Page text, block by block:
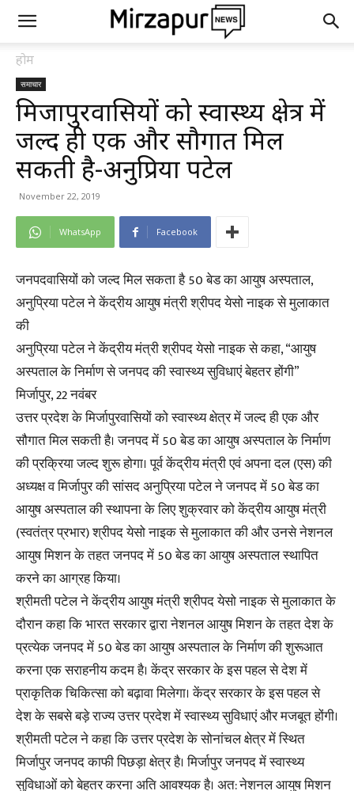
होम
समाचार
मिर्जापुरवासियों को स्वास्थ्य क्षेत्र में
जल्द ही एक और सौगात मिल
सकती है-अनुप्रिया पटेल
November 22, 2019
WhatsApp Facebook
जनपदवासियों को जल्द मिल सकता है 50 बेड का आयुष अस्पताल,
अनुप्रिया पटेल ने केंद्रीय आयुष मंत्री श्रीपद येसो नाइक से मुलाकात
की
अनुप्रिया पटेल ने केंद्रीय मंत्री श्रीपद येसो नाइक से कहा, “आयुष
अस्पताल के निर्माण से जनपद की स्वास्थ्य सुविधाएं बेहतर होंगी”
मिर्जापुर, 22 नवंबर
उत्तर प्रदेश के मिर्जापुरवासियों को स्वास्थ्य क्षेत्र में जल्द ही एक और
सौगात मिल सकती है। जनपद में 50 बेड का आयुष अस्पताल के निर्माण
की प्रक्रिया जल्द शुरू होगा। पूर्व केंद्रीय मंत्री एवं अपना दल (एस) की
अध्यक्ष व मिर्जापुर की सांसद अनुप्रिया पटेल ने जनपद में 50 बेड का
आयुष अस्पताल की स्थापना के लिए शुक्रवार को केंद्रीय आयुष मंत्री
(स्वतंत्र प्रभार) श्रीपद येसो नाइक से मुलाकात की और उनसे नेशनल
आयुष मिशन के तहत जनपद में 50 बेड का आयुष अस्पताल स्थापित
करने का आग्रह किया।
श्रीमती पटेल ने केंद्रीय आयुष मंत्री श्रीपद येसो नाइक से मुलाकात के
दौरान कहा कि भारत सरकार द्वारा नेशनल आयुष मिशन के तहत देश के
प्रत्येक जनपद में 50 बेड का आयुष अस्पताल के निर्माण की शुरूआत
करना एक सराहनीय कदम है। केंद्र सरकार के इस पहल से देश में
प्राकृतिक चिकित्सा को बढ़ावा मिलेगा। केंद्र सरकार के इस पहल से
देश के सबसे बड़े राज्य उत्तर प्रदेश में स्वास्थ्य सुविधाएं और मजबूत होंगी।
श्रीमती पटेल ने कहा कि उत्तर प्रदेश के सोनांचल क्षेत्र में स्थित
मिर्जापुर जनपद काफी पिछड़ा क्षेत्र है। मिर्जापुर जनपद में स्वास्थ्य
सुविधाओं को बेहतर करना अति आवश्यक है। अत: नेशनल आयुष मिशन